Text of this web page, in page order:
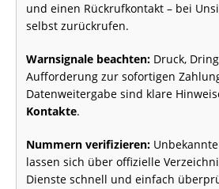
und einen Rückrufkontakt – bei
selbst zurückrufen.
Warnsignale beachten: Druck,
Aufforderung zur sofortigen
Datenweitergabe sind klare
Kontakte.
Nummern verifizieren:
lassen sich über offizielle
Dienste schnell und einfach